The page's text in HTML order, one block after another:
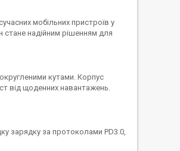
мобільних пристроїв у
стане надійним рішенням для
кутами. Корпус
від щоденних навантажень.
зарядку за протоколами PD3.0,